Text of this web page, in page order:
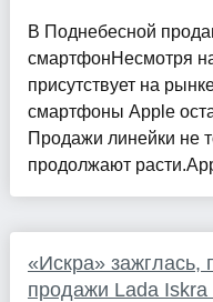
В Поднебесной
смартфонНесмотря
присутствует на
смартфоны Apple
Продажи линейки не
продолжают
«Искра»
продажи Lada Iskra